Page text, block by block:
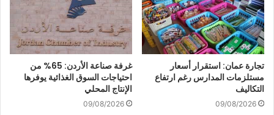
تجارة عمان: استقرار أسعار
مستلزمات المدارس رغم ارتفاع
التكاليف
09/08/2026
غرفة صناعة الأردن: 65% من
احتياجات السوق الغذائية يوفرها
الإنتاج المحلي
09/08/2026